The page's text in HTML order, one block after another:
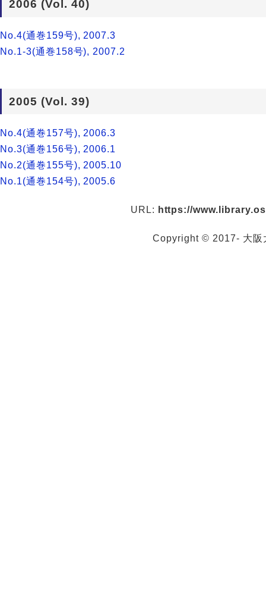
2006 (Vol. 40)
No.4(通巻159号), 2007.3
No.1-3(通巻158号), 2007.2
2005 (Vol. 39)
No.4(通巻157号), 2006.3
No.3(通巻156号), 2006.1
No.2(通巻155号), 2005.10
No.1(通巻154号), 2005.6
URL: https://
Copyright © 2017- 大阪